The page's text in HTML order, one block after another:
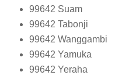
99642 Suam
99642 Tabonji
99642 Wanggambi
99642 Yamuka
99642 Yeraha